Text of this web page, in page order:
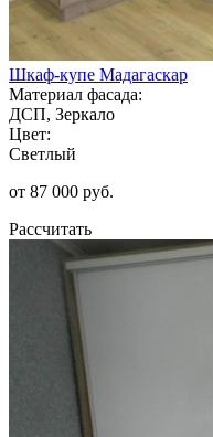
Шкаф-купе Мадагаскар
Материал фасада:
ДСП, Зеркало
Цвет:
Светлый
от 87 000 руб.
Рассчитать